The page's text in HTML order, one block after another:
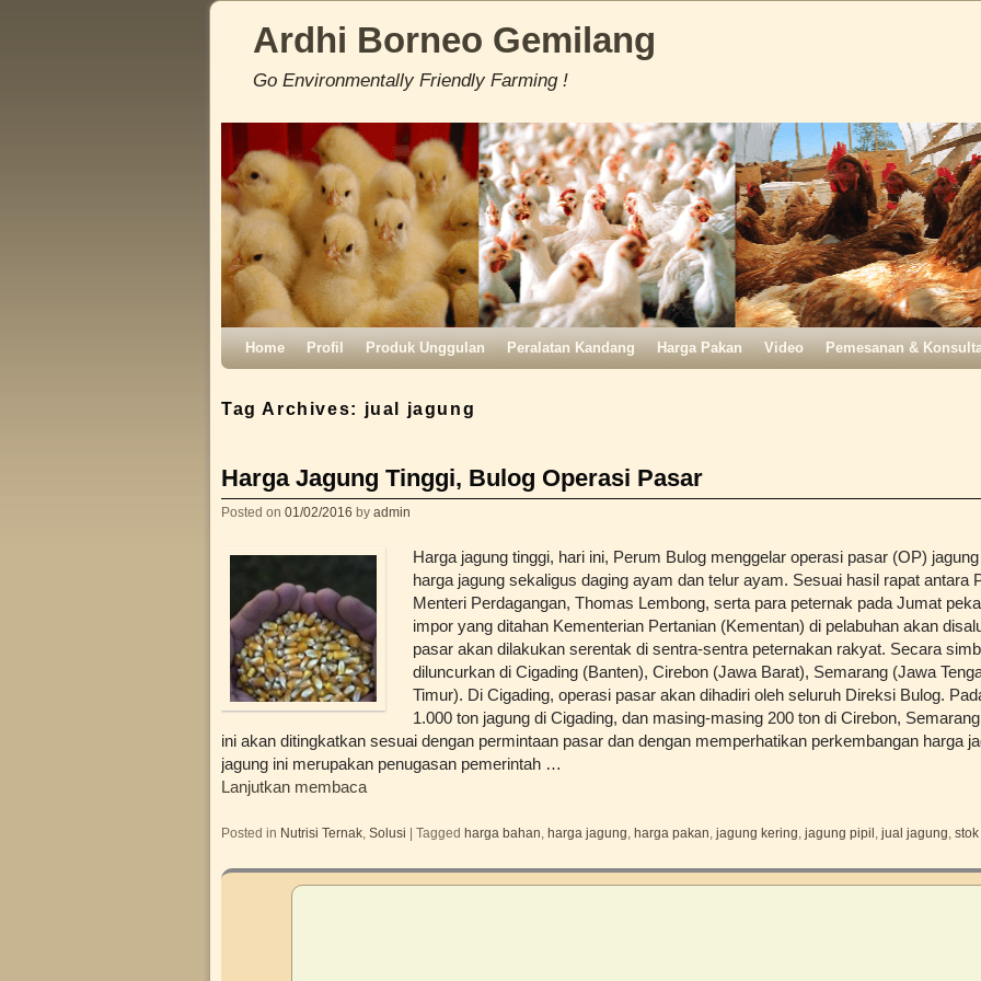
Ardhi Borneo Gemilang
Go Environmentally Friendly Farming !
Home Profil Produk Unggulan Peralatan Kandang Harga Pakan Video Pemesanan &
Tag Archives: jual jagung
Harga Jagung Tinggi, Bulog Operasi Pasar
Posted on 01/02/2016 by admin
Harga jagung tinggi, hari ini, Perum Bulog menggelar operasi pasar (OP)
harga jagung sekaligus daging ayam dan telur ayam. Sesuai hasil rapat antara
Menteri Perdagangan, Thomas Lembong, serta para peternak pada Jumat
impor yang ditahan Kementerian Pertanian (Kementan) di pelabuhan akan
pasar akan dilakukan serentak di sentra-sentra peternakan rakyat. Secara
diluncurkan di Cigading (Banten), Cirebon (Jawa Barat), Semarang (Jawa
Timur). Di Cigading, operasi pasar akan dihadiri oleh seluruh Direksi Bulog.
1.000 ton jagung di Cigading, dan masing-masing 200 ton di Cirebon,
ini akan ditingkatkan sesuai dengan permintaan pasar dan dengan memperhatikan perkembangan harga
jagung ini merupakan penugasan pemerintah …
Lanjutkan membaca
Posted in Nutrisi Ternak Solusi Tagged harga bahan harga jagung harga pakan jagung kering jagung pipil jual jagung